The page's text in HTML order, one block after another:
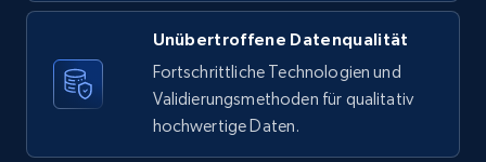
716+ Gratis testen
Unübertroffene Datenqualität
Fortschrittliche Technologien und
Validierungsmethoden für qualitativ
hochwertige Daten.